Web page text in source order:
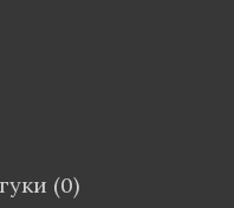
(0)